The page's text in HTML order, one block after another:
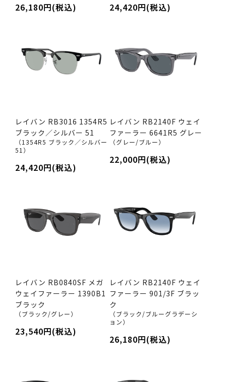
26,180円(税込) 24,420円(税込)
レイバン RB3016 1354R5
ブラック／シルバー 51
（1354R5 ブラック／シルバー
51）
24,420円(税込)
レイバン RB2140F ウェイ
ファーラー 6641R5 グレー
（グレー/ブルー）
22,000円(税込)
レイバン RB0840SF メガ
ウェイファーラー 1390B1
ブラック
（ブラック/グレー）
23,540円(税込)
レイバン RB2140F ウェイ
ファーラー 901/3F ブラッ
ク
（ブラック/ブルーグラデーシ
ョン）
26,180円(税込)